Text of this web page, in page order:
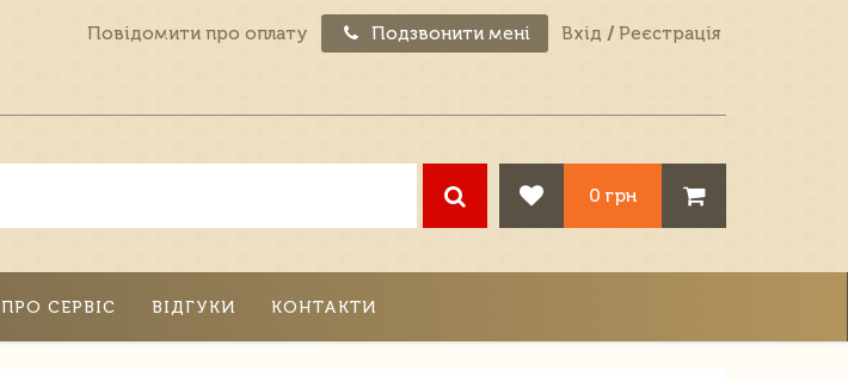
Повідомити про оплату Подзвонити мені Вхід / Реєстрація
0 грн
ПРО СЕРВІС ВІДГУКИ КОНТАКТИ